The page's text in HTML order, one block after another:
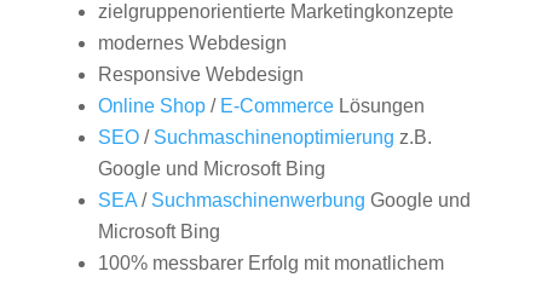
zielgruppenorientierte Marketingkonzepte
modernes Webdesign
Responsive Webdesign
Online Shop/ E-CommerceLösungen
SEO/ Suchmaschinenoptimierung z.B.
Google und Microsoft Bing
SEA/ Suchmaschinenwerbung Google und
Microsoft Bing
100% messbarer Erfolg mit monatlichem